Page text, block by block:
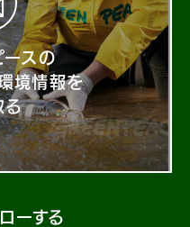
ースの
境情報を
る
ーする